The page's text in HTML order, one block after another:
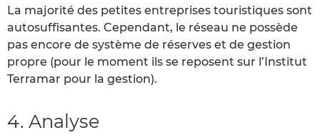
La majorité des petites entreprises touristiques sont
autosuffisantes. Cependant, le réseau ne possède
pas encore de système de réserves et de gestion
propre (pour le moment ils se reposent sur l’Institut
Terramar pour la gestion).
4. Analyse